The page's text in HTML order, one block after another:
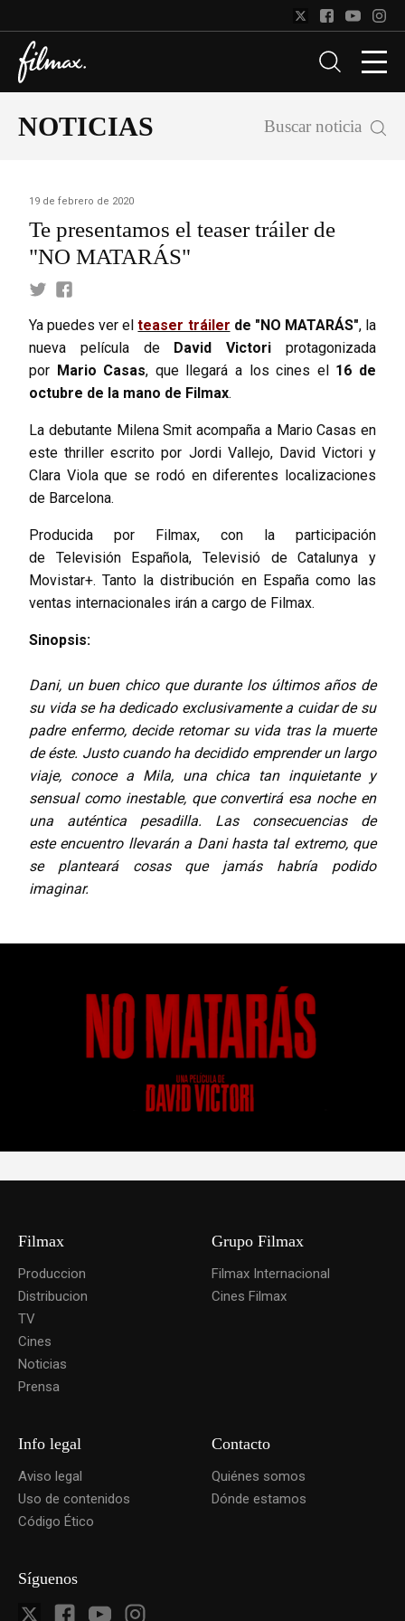
NOTICIAS Buscar noticia
19 de febrero de 2020
Te presentamos el teaser tráiler de
"NO MATARÁS"
Ya puedes ver elteaser tráiler de "NO MATARÁS", la
nueva película de David Victori protagonizada
por Mario Casas, que llegará a los cines el 16 de
octubre de la mano de Filmax.
La debutante Milena Smit acompaña a Mario Casas en
este thriller escrito por Jordi Vallejo, David Victori y
Clara Viola que se rodó en diferentes localizaciones
de Barcelona.
Producida por Filmax, con la participación
de Televisión Española, Televisió de Catalunya y
Movistar+. Tanto la distribución en España como las
ventas internacionales irán a cargo de Filmax.
Sinopsis:
Dani, un buen chico que durante los últimos años de
su vida se ha dedicado exclusivamente a cuidar de su
padre enfermo, decide retomar su vida tras la muerte
de éste. Justo cuando ha decidido emprender un largo
viaje, conoce a Mila, una chica tan inquietante y
sensual como inestable, que convertirá esa noche en
una auténtica pesadilla. Las consecuencias de
este encuentro llevarán a Dani hasta tal extremo, que
se planteará cosas que jamás habría podido
imaginar.
Filmax
Produccion
Distribucion
TV
Cines
Noticias
Prensa
Grupo Filmax
Filmax Internacional
Cines Filmax
Info legal
Aviso legal
Uso de contenidos
Código Ético
Contacto
Quiénes somos
Dónde estamos
Síguenos